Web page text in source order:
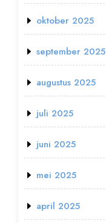
oktober 2025
september 2025
augustus 2025
juli 2025
juni 2025
mei 2025
april 2025